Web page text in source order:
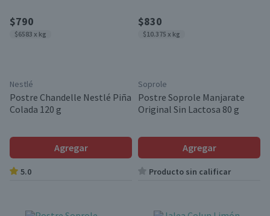
$790
$6583 x kg
Nestlé
Postre Chandelle Nestlé Piña
Colada 120 g
Agregar
5.0
$830
$10.375 x kg
Soprole
Postre Soprole Manjarate
Original Sin Lactosa 80 g
Agregar
Producto sin calificar